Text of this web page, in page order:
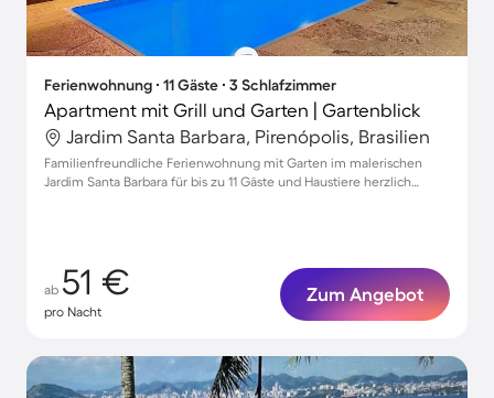
Ferienwohnung ∙ 11 Gäste ∙ 3 Schlafzimmer
Apartment mit Grill und Garten | Gartenblick
Jardim Santa Barbara, Pirenópolis, Brasilien
Familienfreundliche Ferienwohnung mit Garten im malerischen
Jardim Santa Barbara für bis zu 11 Gäste und Haustiere herzlich
ab 51 €
pro Nacht
Zum Angebot